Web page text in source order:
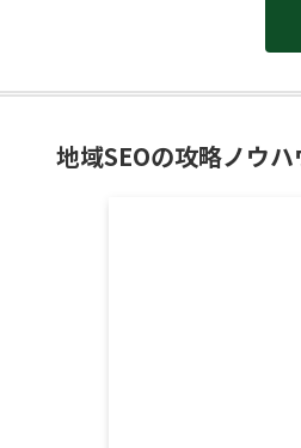
地域SEOの攻略ノウハ